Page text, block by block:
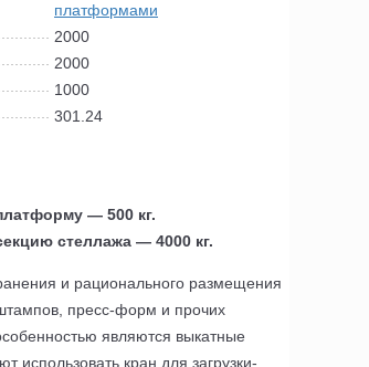
платформами
2000
2000
1000
301.24
— 500 кг.
стеллажа — 4000 кг.
и рационального размещения
пресс-форм и прочих
являются выкатные
использовать кран для загрузки-